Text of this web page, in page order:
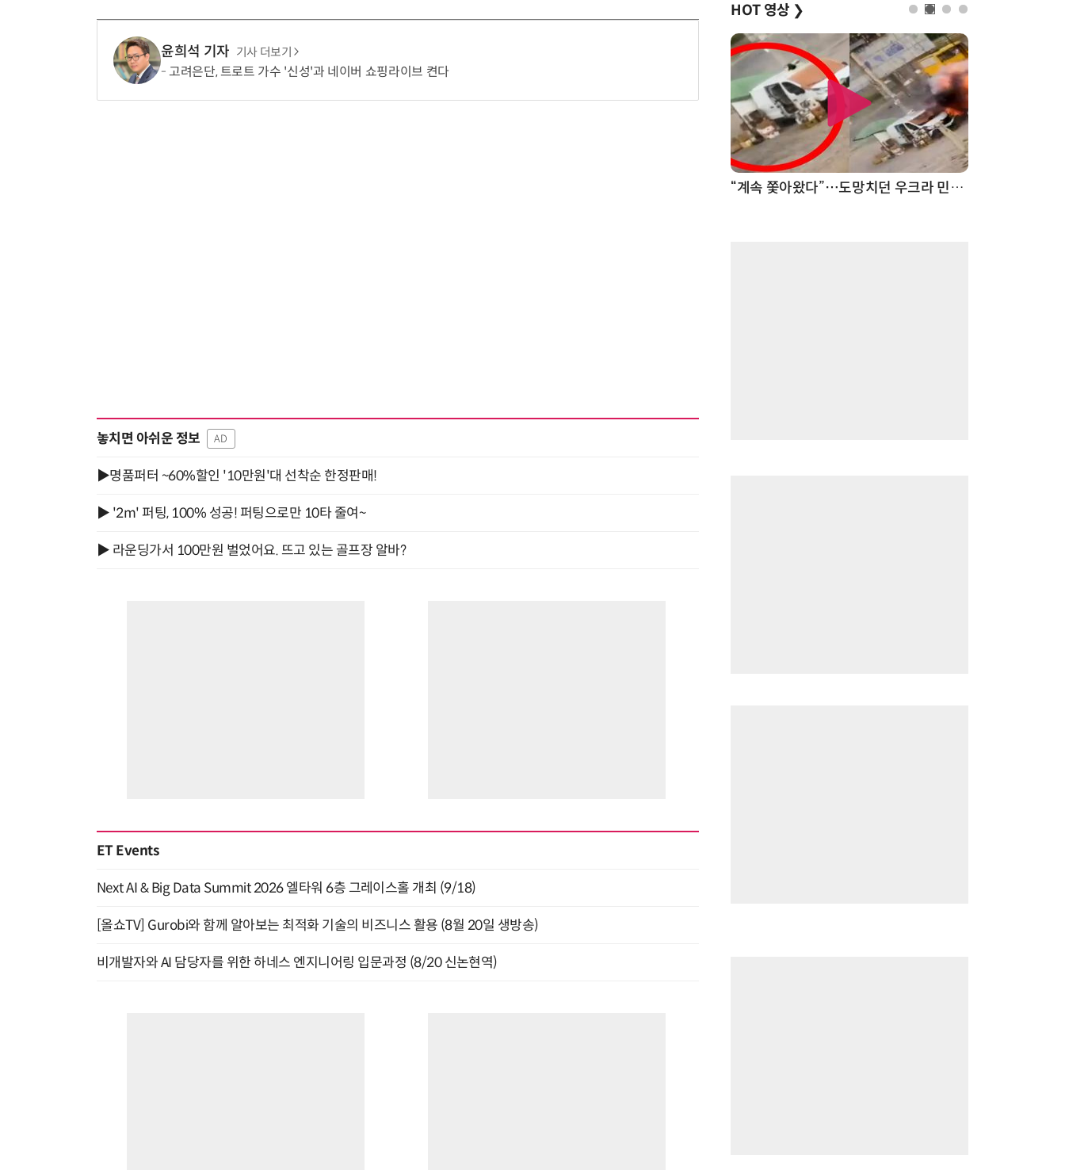
윤희석 기자 기사 더보기
고려은단, 트로트 가수 '신성'과 네이버 쇼핑라이브 켠다
놓치면 아쉬운 정보 AD
▶명품퍼터 ~60%할인 '10만원'대 선착순 한정판매!
▶ '2m' 퍼팅, 100% 성공! 퍼팅으로만 10타 줄여~
▶ 라운딩가서 100만원 벌었어요. 뜨고 있는 골프장 알바?
ET Events
Next AI & Big Data Summit 2026 엘타워 6층 그레이스홀 개최 (9/18)
[올쇼TV] Gurobi와 함께 알아보는 최적화 기술의 비즈니스 활용 (8월 20일 생방송)
비개발자와 AI 담당자를 위한 하네스 엔지니어링 입문과정 (8/20 신논현역)
HOT 영상 ❯
“계속 쫓아왔다”…도망치던 우크라 민간인 공격한 러 자폭 드론